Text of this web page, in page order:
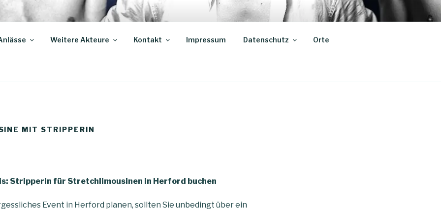
HAMELN
Weitere Akteure Kontakt Impressum Datenschutz Orte
MIT STRIPPERIN
Stripperin für Stretchlimousinen in Herford buchen
Event in Herford planen, sollten Sie unbedingt über ein